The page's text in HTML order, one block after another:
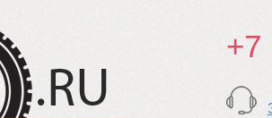
+7